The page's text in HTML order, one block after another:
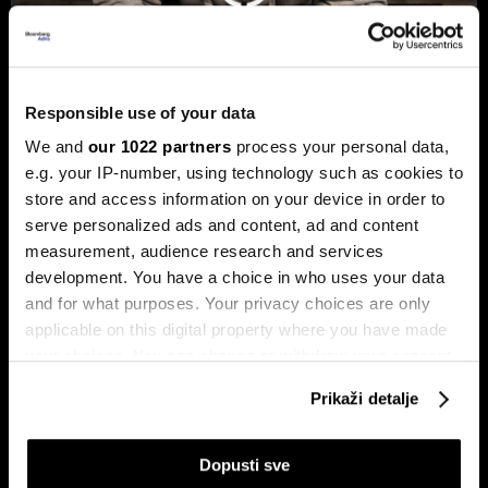
Responsible use of your data
We and our 1022 partners process your personal data,
e.g. your IP-number, using technology such as cookies to
store and access information on your device in order to
serve personalized ads and content, ad and content
measurement, audience research and services
development. You have a choice in who uses your data
and for what purposes. Your privacy choices are only
applicable on this digital property where you have made
If you allow, we would also like to:
Prikaži detalje
Dopusti sve
Hakeri postaju brži uz AI, a BiH još
nema štit protiv novih cyber napada
BiH ulazi u novu fazu cyber prijetnji, ali odbrana i dalje nije
dovoljno povezana.